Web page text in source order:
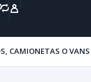
CAMIONETAS O VANS